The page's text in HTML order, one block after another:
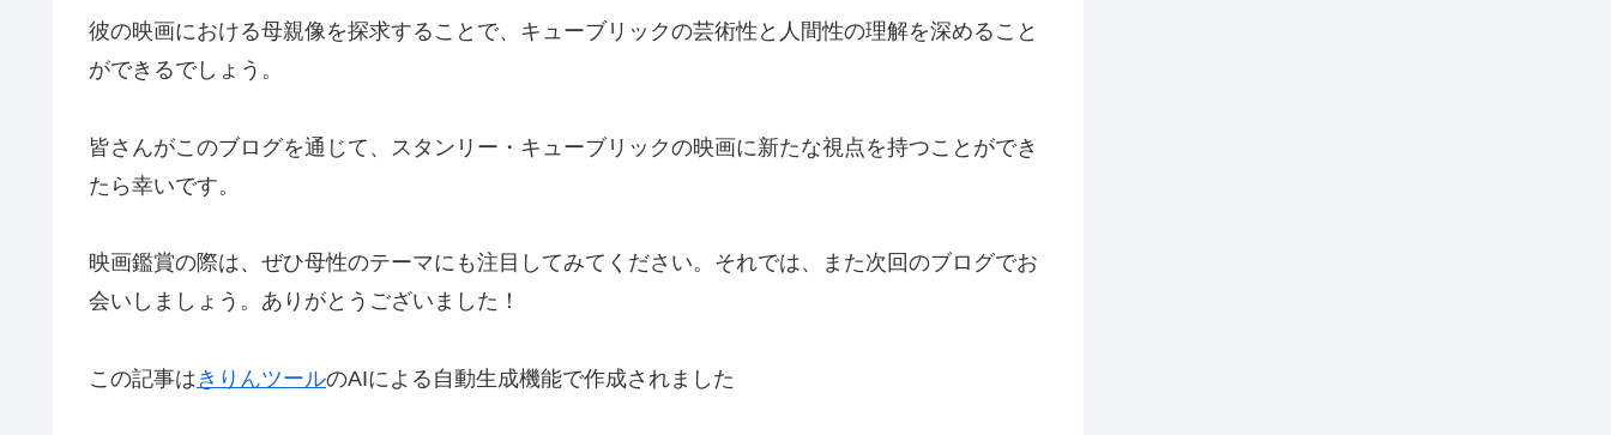
彼の映画における母親像を探求することで、キューブリックの芸術性と人間性の理解を深めること
ができるでしょう。
皆さんがこのブログを通じて、スタンリー・キューブリックの映画に新たな視点を持つことができ
たら幸いです。
映画鑑賞の際は、ぜひ母性のテーマにも注目してみてください。それでは、また次回のブログでお
会いしましょう。ありがとうございました！
この記事は きりんツールのAIによる自動生成機能で作成されました